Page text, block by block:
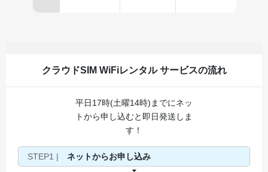
クラウドSIM WiFiレンタル サービスの流れ
平日17時(土曜14時)までにネッ
トから申し込むと即日発送しま
す！
STEP1 | ネットからお申し込み